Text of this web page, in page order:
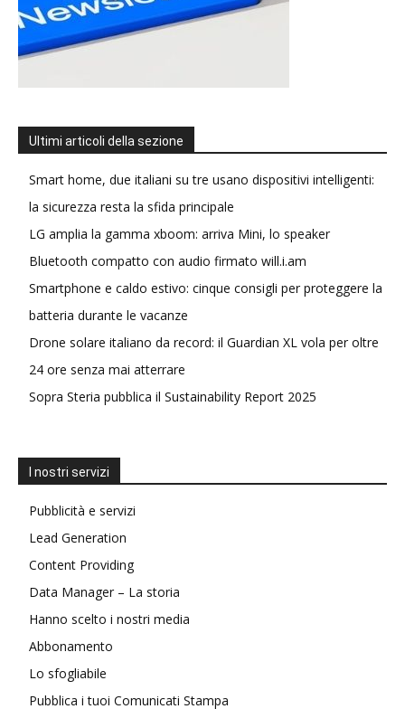
Ultimi articoli della sezione
Smart home, due italiani su tre usano dispositivi intelligenti:
la sicurezza resta la sfida principale
LG amplia la gamma xboom: arriva Mini, lo speaker
Bluetooth compatto con audio firmato will.i.am
Smartphone e caldo estivo: cinque consigli per proteggere la
batteria durante le vacanze
Drone solare italiano da record: il Guardian XL vola per oltre
24 ore senza mai atterrare
Sopra Steria pubblica il Sustainability Report 2025
I nostri servizi
Pubblicità e servizi
Lead Generation
Content Providing
Data Manager – La storia
Hanno scelto i nostri media
Abbonamento
Lo sfogliabile
Pubblica i tuoi Comunicati Stampa